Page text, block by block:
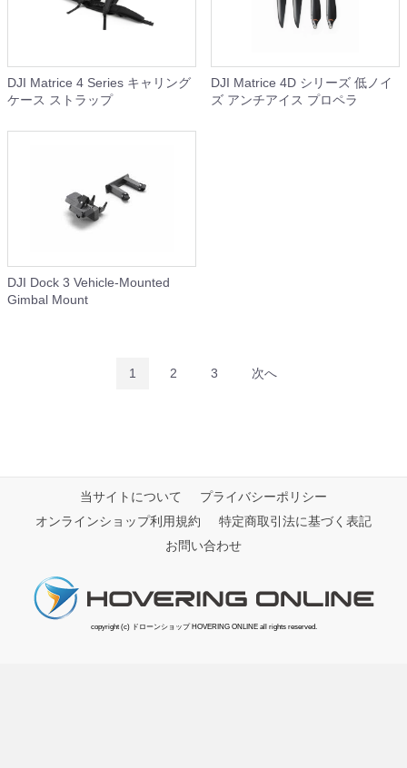
DJI Matrice 4 Series キャリング
ケース ストラップ
DJI Matrice 4D シリーズ 低ノイ
ズ アンチアイス プロペラ
DJI Dock 3 Vehicle-Mounted
Gimbal Mount
1 2 3 次へ
当サイトについて
プライバシーポリシー
オンラインショップ利用規約
特定商取引法に基づく表記
お問い合わせ
copyright (c) ドローンショップ HOVERING ONLINE all rights reserved.